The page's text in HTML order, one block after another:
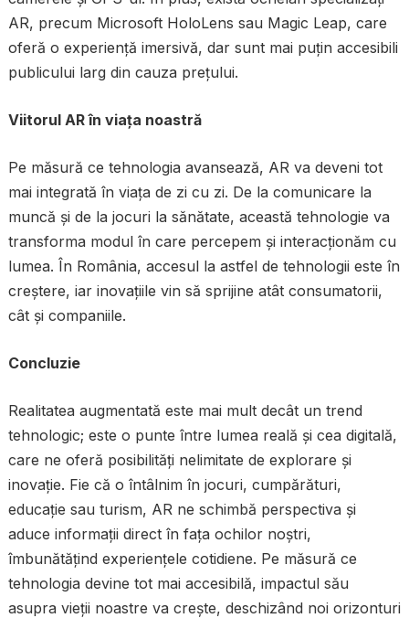
AR, precum Microsoft HoloLens sau Magic Leap, care
oferă o experiență imersivă, dar sunt mai puțin accesibili
publicului larg din cauza prețului.
Viitorul AR în viața noastră
Pe măsură ce tehnologia avansează, AR va deveni tot
mai integrată în viața de zi cu zi. De la comunicare la
muncă și de la jocuri la sănătate, această tehnologie va
transforma modul în care percepem și interacționăm cu
lumea. În România, accesul la astfel de tehnologii este în
creștere, iar inovațiile vin să sprijine atât consumatorii,
cât și companiile.
Concluzie
Realitatea augmentată este mai mult decât un trend
tehnologic; este o punte între lumea reală și cea digitală,
care ne oferă posibilități nelimitate de explorare și
inovație. Fie că o întâlnim în jocuri, cumpărături,
educație sau turism, AR ne schimbă perspectiva și
aduce informații direct în fața ochilor noștri,
îmbunătățind experiențele cotidiene. Pe măsură ce
tehnologia devine tot mai accesibilă, impactul său
asupra vieții noastre va crește, deschizând noi orizonturi